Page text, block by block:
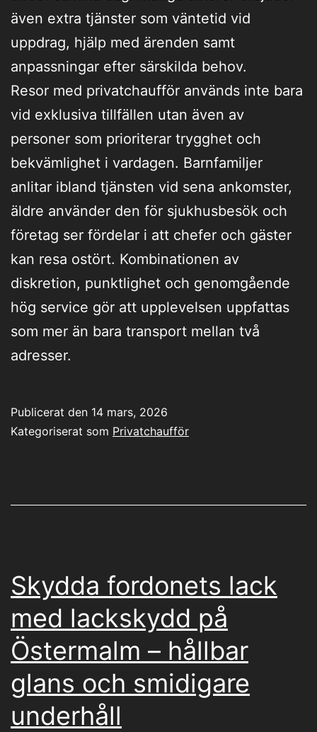
även extra tjänster som väntetid vid
uppdrag, hjälp med ärenden samt
anpassningar efter särskilda behov.
Resor med privatchaufför används inte bara
vid exklusiva tillfällen utan även av
personer som prioriterar trygghet och
bekvämlighet i vardagen. Barnfamiljer
anlitar ibland tjänsten vid sena ankomster,
äldre använder den för sjukhusbesök och
företag ser fördelar i att chefer och gäster
kan resa ostört. Kombinationen av
diskretion, punktlighet och genomgående
hög service gör att upplevelsen uppfattas
som mer än bara transport mellan två
adresser.
Publicerat den 14 mars, 2026
Kategoriserat som Privatchaufför
Skydda fordonets lack
med lackskydd på
Östermalm – hållbar
glans och smidigare
underhåll